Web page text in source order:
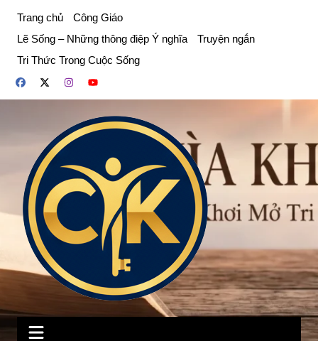
phần
dung
Trang chủ
Công Giáo
Lẽ Sống – Những thông điệp Ý nghĩa
Truyện ngắn
Tri Thức Trong Cuộc Sống